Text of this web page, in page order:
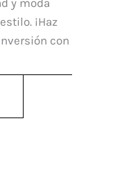
¡Haz
con